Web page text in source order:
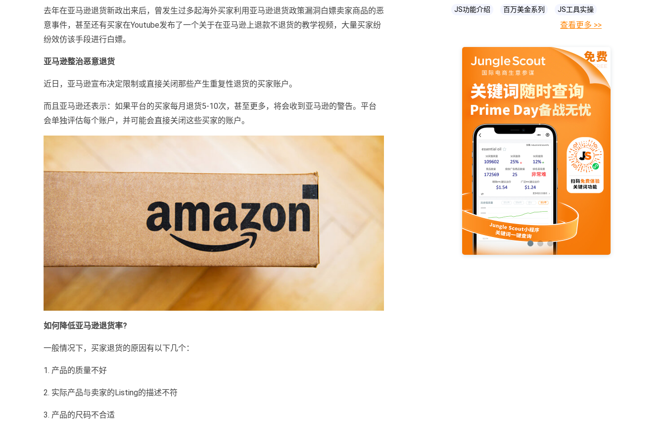
去年在亚马逊退货新政出来后，曾发生过多起海外买家利用亚马逊退货政策漏洞白嫖卖家商品的恶
意事件，甚至还有买家在Youtube发布了一个关于在亚马逊上退款不退货的教学视频，大量买家纷
纷效仿该手段进行白嫖。
亚马逊整治恶意退货
近日，亚马逊宣布决定限制或直接关闭那些产生重复性退货的买家账户。
而且亚马逊还表示：如果平台的买家每月退货5-10次，甚至更多，将会收到亚马逊的警告。平台
会单独评估每个账户，并可能会直接关闭这些买家的账户。
如何降低亚马逊退货率?
一般情况下，买家退货的原因有以下几个：
1. 产品的质量不好
2. 实际产品与卖家的Listing的描述不符
3. 产品的尺码不合适
JS功能介绍 百万美金系列 JS工具实操
亚马逊直播
亚马逊政策 cpc广告 亚马逊物流
亚马逊变体 亚马逊主图 亚马逊账号
亚马逊流量 亚马逊库存 亚马逊跟卖
亚马逊运营 亚马逊购物车 亚马逊listing
亚马逊活动 亚马逊开店 亚马逊瑞典站
亚马逊品牌备案 亚马逊运营直播
亚马逊官方直播 亚马逊选品直播
亚马逊优惠券 亚马逊ASIN listing优化
亚马逊主题 差评 亚马逊排名 关键词
listing 爆款最新 引流
查看更多 >>